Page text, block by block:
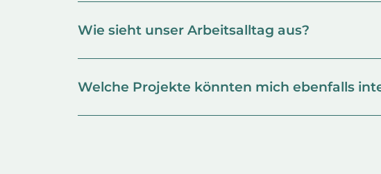
Wie sieht unser Arbeitsalltag aus?
Welche Projekte könnten mich ebenfalls